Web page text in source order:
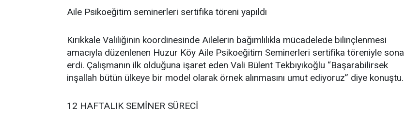
Aile Psikoeğitim seminerleri sertifika töreni yapıldı
Kırıkkale Valiliğinin koordinesinde Ailelerin bağımlılıkla mücadelede bilinçlenmesi
amacıyla düzenlenen Huzur Köy Aile Psikoeğitim Seminerleri sertifika töreniyle sona
erdi. Çalışmanın ilk olduğuna işaret eden Vali Bülent Tekbıyıkoğlu “Başarabilirsek
inşallah bütün ülkeye bir model olarak örnek alınmasını umut ediyoruz” diye konuştu.
12 HAFTALIK SEMİNER SÜRECİ